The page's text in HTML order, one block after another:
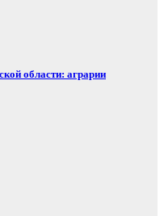
области: аграрии